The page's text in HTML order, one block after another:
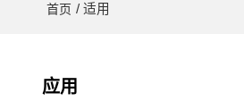
首页 / 适用
应用